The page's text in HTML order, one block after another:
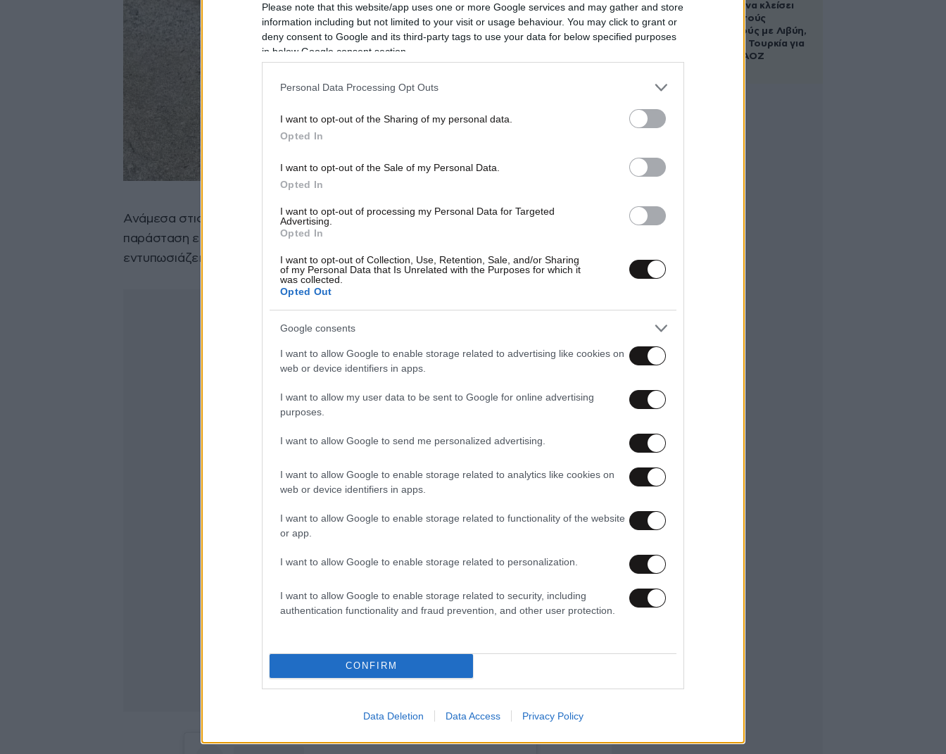
Please note that this website/app uses one or more Google services and may gather and store
information including but not limited to your visit or usage behaviour. You may click to grant or
deny consent to Google and its third-party tags to use your data for below specified purposes
in below Google consent section.
Personal Data Processing Opt Outs
I want to opt-out of the Sharing of my personal data.
Opted In
I want to opt-out of the Sale of my Personal Data.
Opted In
I want to opt-out of processing my Personal Data for Targeted
Advertising.
Opted In
I want to opt-out of Collection, Use, Retention, Sale, and/or Sharing
of my Personal Data that Is Unrelated with the Purposes for which it
was collected.
Opted Out
Google consents
I want to allow Google to enable storage related to advertising like cookies on
web or device identifiers in apps.
I want to allow my user data to be sent to Google for online advertising
purposes.
I want to allow Google to send me personalized advertising.
I want to allow Google to enable storage related to analytics like cookies on
web or device identifiers in apps.
I want to allow Google to enable storage related to functionality of the website
or app.
I want to allow Google to enable storage related to personalization.
I want to allow Google to enable storage related to security, including
authentication functionality and fraud prevention, and other user protection.
CONFIRM
Data Deletion Data Access Privacy Policy
Ανάμεσα στις φωτογραφίες που έρχονται στο φως, εκείνες που κλέβουν την
παράσταση είναι με τον 61χρονο πατέρα της, Πολ Μπάξτον, ο οποίος
εντυπωσιάζει με τη φυσική του κατάσταση.
κυβέρνηση να κλείσει
τους ανοιχτούς
λογαριασμούς με Λιβύη,
Αλβανία και Τουρκία για
τη χάραξη ΑΟΖ